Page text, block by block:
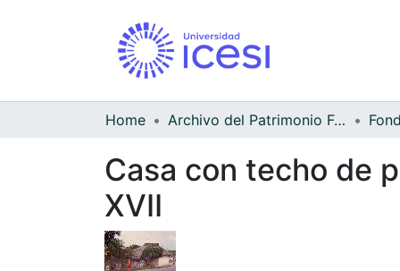
Home Archivo del Patrimonio Fotográfico y Fílmico del Valle del Cauca
Casa con techo de
XVII